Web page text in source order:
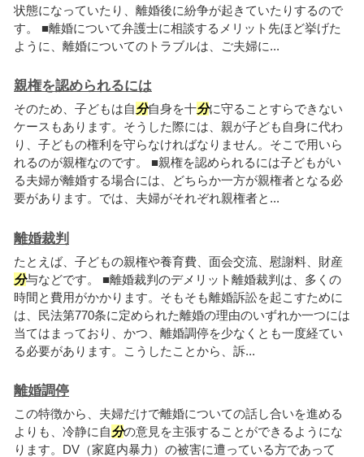
状態になっていたり、離婚後に紛争が起きていたりするので
す。 ■離婚について弁護士に相談するメリット先ほど挙げた
ように、離婚についてのトラブルは、ご夫婦に...
親権を認められるには
そのため、子どもは自分自身を十分に守ることすらできない
ケースもあります。そうした際には、親が子ども自身に代わ
り、子どもの権利を守らなければなりません。そこで用いら
れるのが親権なのです。 ■親権を認められるには子どもがい
る夫婦が離婚する場合には、どちらか一方が親権者となる必
要があります。では、夫婦がそれぞれ親権者と...
離婚裁判
たとえば、子どもの親権や養育費、面会交流、慰謝料、財産
分与などです。 ■離婚裁判のデメリット離婚裁判は、多くの
時間と費用がかかります。そもそも離婚訴訟を起こすために
は、民法第770条に定められた離婚の理由のいずれか一つには
当てはまっており、かつ、離婚調停を少なくとも一度経てい
る必要があります。こうしたことから、訴...
離婚調停
この特徴から、夫婦だけで離婚についての話し合いを進める
よりも、冷静に自分の意見を主張することができるようにな
ります。DV（家庭内暴力）の被害に遭っている方であって